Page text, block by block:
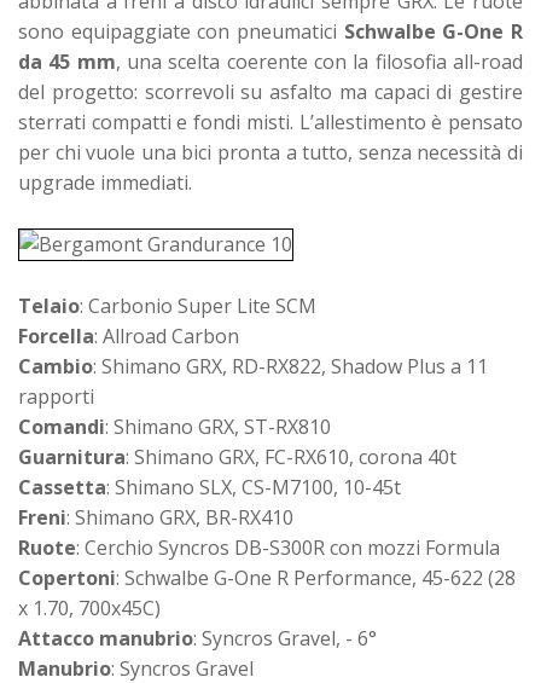
sono equipaggiate con pneumatici Schwalbe G-One R
da 45 mm, una scelta coerente con la filosofia all-road
del progetto: scorrevoli su asfalto ma capaci di gestire
sterrati compatti e fondi misti. L’allestimento è pensato
per chi vuole una bici pronta a tutto, senza necessità di
upgrade immediati.
Telaio: Carbonio Super Lite SCM
Forcella: Allroad Carbon
Cambio: Shimano GRX, RD-RX822, Shadow Plus a 11
rapporti
Comandi: Shimano GRX, ST-RX810
Guarnitura: Shimano GRX, FC-RX610, corona 40t
Cassetta: Shimano SLX, CS-M7100, 10-45t
Freni: Shimano GRX, BR-RX410
Ruote: Cerchio Syncros DB-S300R con mozzi Formula
Copertoni: Schwalbe G-One R Performance, 45-622 (28
x 1.70, 700x45C)
Attacco manubrio: Syncros Gravel, - 6°
Manubrio: Syncros Gravel